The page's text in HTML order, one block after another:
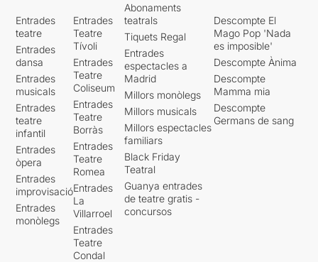
Entrades
teatre
Entrades
dansa
Entrades
musicals
Entrades
teatre
infantil
Entrades
òpera
Entrades
improvisació
Entrades
monòlegs
Entrades
Teatre
Tívoli
Entrades
Teatre
Coliseum
Entrades
Teatre
Borràs
Entrades
Teatre
Romea
Entrades
La
Villarroel
Entrades
Teatre
Condal
Abonaments
teatrals
Tiquets Regal
Entrades
espectacles a
Madrid
Millors monòlegs
Millors musicals
Millors espectacles
familiars
Black Friday
Teatral
Guanya entrades
de teatre gratis -
concursos
Descompte El
Mago Pop 'Nada
es imposible'
Descompte Ànima
Descompte
Mamma mia
Descompte
Germans de sang